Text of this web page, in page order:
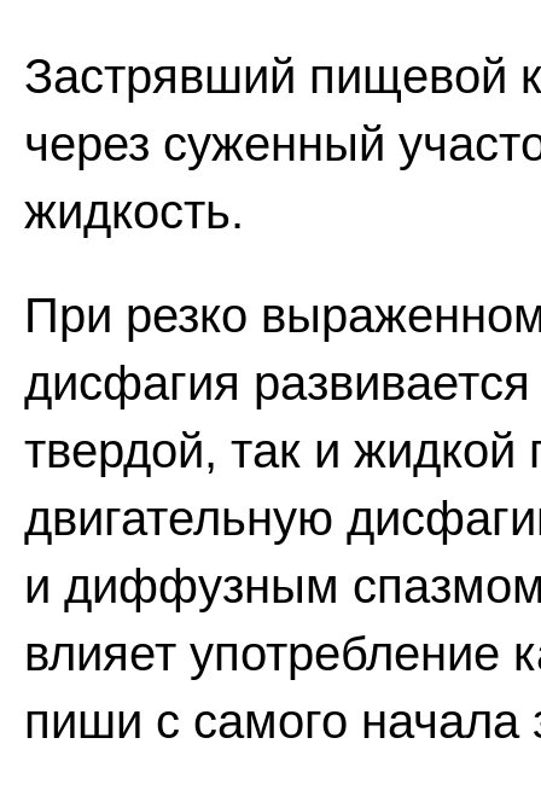
Застрявший пищевой
через суженный
жидкость.
При резко
дисфагия
твердой, так и жидкой
двигательную
и диффузным
влияет употребление
пиши с самого начала